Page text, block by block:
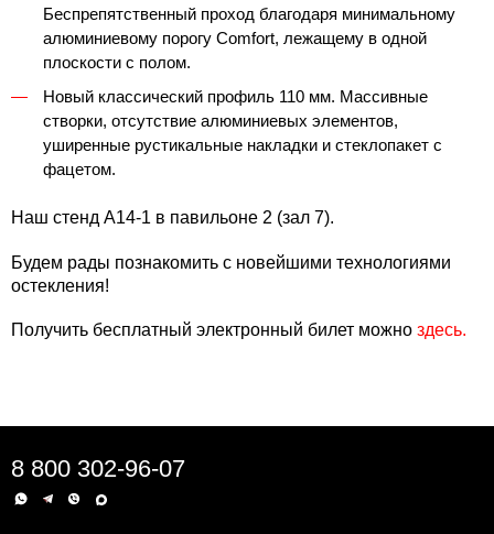
Беспрепятственный проход благодаря минимальному
алюминиевому порогу Comfort, лежащему в одной
плоскости с полом.
Новый классический профиль 110 мм. Массивные
створки, отсутствие алюминиевых элементов,
уширенные рустикальные накладки и стеклопакет с
фацетом.
Наш стенд А14-1 в павильоне 2 (зал 7).
Будем рады познакомить с новейшими технологиями
остекления!
Получить бесплатный электронный билет можно здесь.
8 800 302-96-07